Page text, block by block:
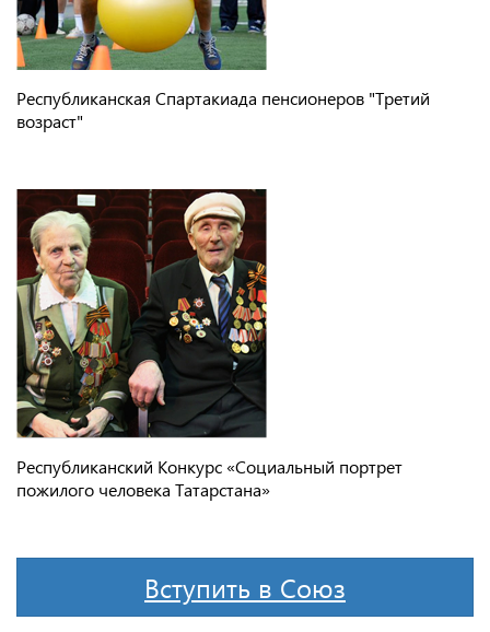
Республиканская Спартакиада пенсионеров "Третий
возраст"
Республиканский Конкурс «Социальный портрет
пожилого человека Татарстана»
Вступить в Союз